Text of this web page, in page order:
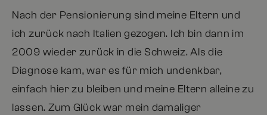
Nach der Pensionierung sind meine Eltern und
ich zurück nach Italien gezogen. Ich bin dann im
2009 wieder zurück in die Schweiz. Als die
Diagnose kam, war es für mich undenkbar,
einfach hier zu bleiben und meine Eltern alleine zu
lassen. Zum Glück war mein damaliger